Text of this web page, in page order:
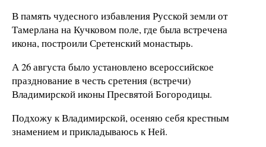
В память чудесного избавления Русской земли от
Тамерлана на Кучковом поле, где была встречена
икона, построили Сретенский монастырь.
А 26 августа было установлено всероссийское
празднование в честь сретения (встречи)
Владимирской иконы Пресвятой Богородицы.
Подхожу к Владимирской, осеняю себя крестным
знамением и прикладываюсь к Ней.